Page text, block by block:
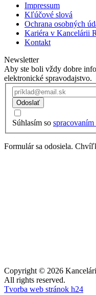
Impressum
Kľúčové slová
Ochrana osobných
Kariéra v Kancelárii
Kontakt
Newsletter
Aby ste boli vždy dobre
elektronické spravodajstvo.
Odoslať
Súhlasím so
Formulár sa odosiela.
Copyright © 2026
All rights reserved.
Tvorba web stránok h24